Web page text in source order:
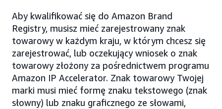
Aby kwalifikować się do Amazon Brand
Registry, musisz mieć zarejestrowany znak
towarowy w każdym kraju, w którym chcesz się
zarejestrować, lub oczekujący wniosek o znak
towarowy złożony za pośrednictwem programu
Amazon IP Accelerator. Znak towarowy Twojej
marki musi mieć formę znaku tekstowego (znak
słowny) lub znaku graficznego ze słowami,